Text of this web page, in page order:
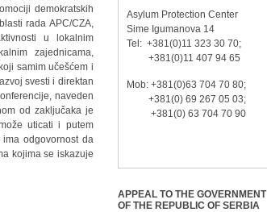
demokratskih
rada APC/CZA,
u lokalnim
zajednicama,
samim učešćem i
svesti i direktan
naveden
od zaključaka je
uticati i putem
odgovornost da
kojima se iskazuje
Asylum Protection Center
Sime Igumanova 14
Tel: +381(0)11 323 30 70;
+381(0)11 407 94 65
Mob: +381(0)63 704 70 80;
+381(0) 69 267 05 03;
+381(0) 63 704 70 90
APPEAL TO THE GOVERNMENT
OF THE REPUBLIC OF SERBIA